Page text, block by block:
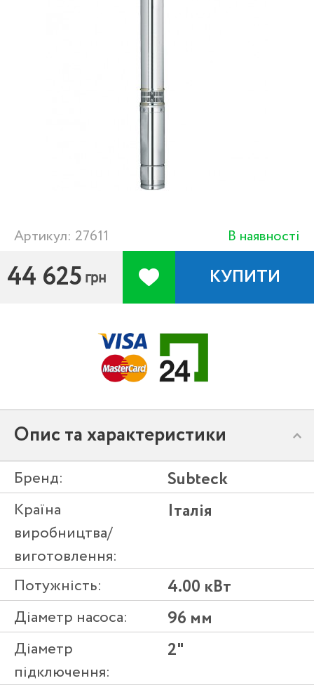
Артикул: 27611 В наявності
44 625 грн КУПИТИ
Опис та характеристики
Бренд: Subteck
Країна
виробництва/
виготовлення:
Італія
Потужність: 4.00 кВт
Діаметр насоса: 96 мм
Діаметр
підключення:
2"